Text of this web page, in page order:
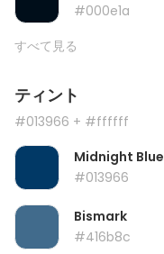
#000e1a
すべて見る
ティント
#013966 + #ffffff
Midnight Blue
#013966
Bismark
#416b8c